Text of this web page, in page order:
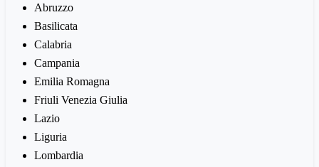
Abruzzo
Basilicata
Calabria
Campania
Emilia Romagna
Friuli Venezia Giulia
Lazio
Liguria
Lombardia